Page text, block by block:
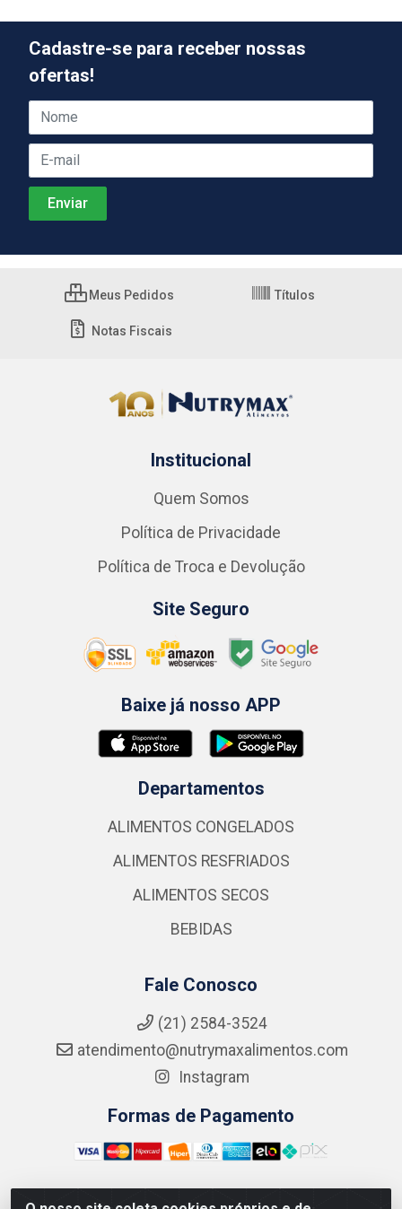
Cadastre-se para receber nossas
ofertas!
Meus Pedidos Títulos
Notas Fiscais
Institucional
Quem Somos
Política de Privacidade
Política de Troca e Devolução
Site Seguro
Baixe já nosso APP
Departamentos
ALIMENTOS CONGELADOS
ALIMENTOS RESFRIADOS
ALIMENTOS SECOS
BEBIDAS
Fale Conosco
(21) 2584-3524
atendimento@nutrymaxalimentos.com
Instagram
Formas de Pagamento